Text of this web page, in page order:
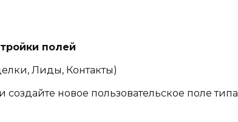
полей
Лиды, Контакты)
создайте новое пользовательское поле типа